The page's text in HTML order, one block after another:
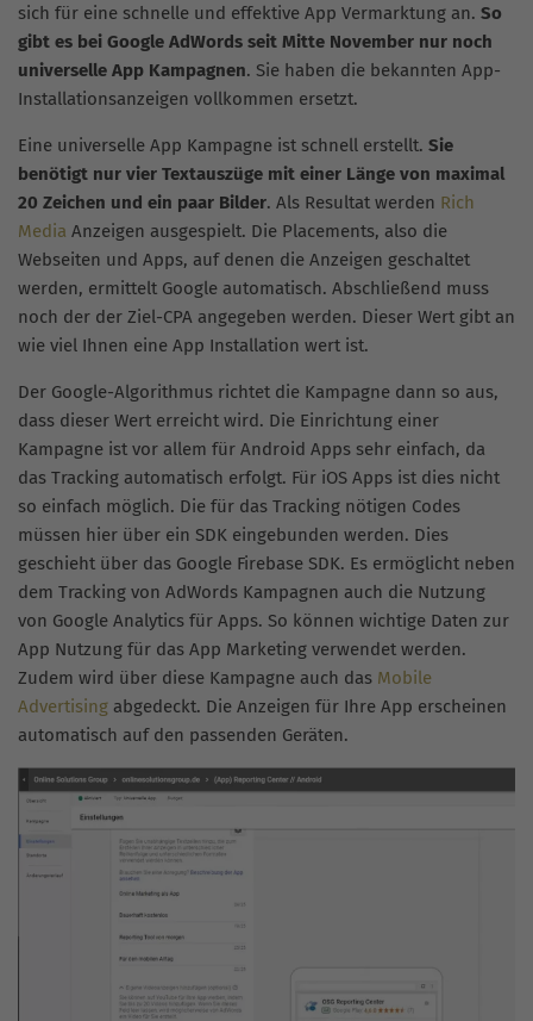
sich für eine schnelle und effektive App Vermarktung an. So
gibt es bei Google AdWords seit Mitte November nur noch
universelle App Kampagnen. Sie haben die bekannten App-
Installationsanzeigen vollkommen ersetzt.
Eine universelle App Kampagne ist schnell erstellt. Sie
benötigt nur vier Textauszüge mit einer Länge von maximal
20 Zeichen und ein paar Bilder. Als Resultat werden Rich
Media Anzeigen ausgespielt. Die Placements, also die
Webseiten und Apps, auf denen die Anzeigen geschaltet
werden, ermittelt Google automatisch. Abschließend muss
noch der der Ziel-CPA angegeben werden. Dieser Wert gibt an
wie viel Ihnen eine App Installation wert ist.
Der Google-Algorithmus richtet die Kampagne dann so aus,
dass dieser Wert erreicht wird. Die Einrichtung einer
Kampagne ist vor allem für Android Apps sehr einfach, da
das Tracking automatisch erfolgt. Für iOS Apps ist dies nicht
so einfach möglich. Die für das Tracking nötigen Codes
müssen hier über ein SDK eingebunden werden. Dies
geschieht über das Google Firebase SDK. Es ermöglicht neben
dem Tracking von AdWords Kampagnen auch die Nutzung
von Google Analytics für Apps. So können wichtige Daten zur
App Nutzung für das App Marketing verwendet werden.
Zudem wird über diese Kampagne auch das Mobile
Advertising abgedeckt. Die Anzeigen für Ihre App erscheinen
automatisch auf den passenden Geräten.